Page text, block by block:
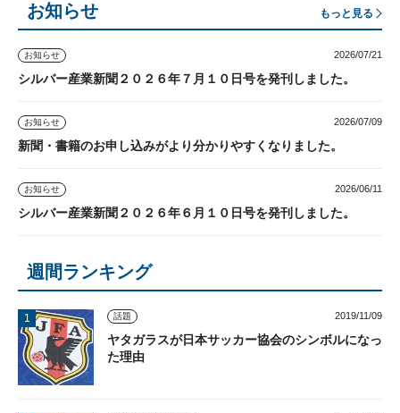
お知らせ もっと見る
お知らせ 2026/07/21
シルバー産業新聞２０２６年７月１０日号を発刊しました。
お知らせ 2026/07/09
新聞・書籍のお申し込みがより分かりやすくなりました。
お知らせ 2026/06/11
シルバー産業新聞２０２６年６月１０日号を発刊しました。
週間ランキング
話題 2019/11/09
ヤタガラスが日本サッカー協会のシンボルになっ
た理由